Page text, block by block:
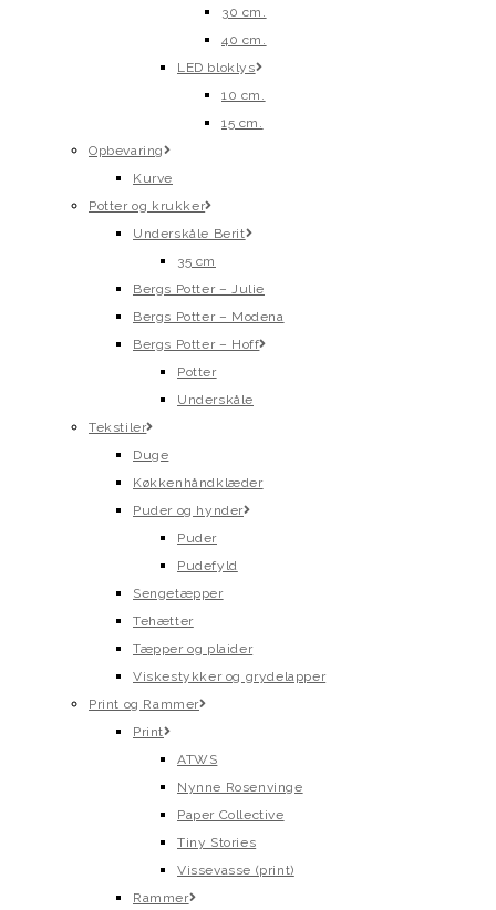
30 cm.
40 cm.
LED bloklys
10 cm.
15 cm.
Opbevaring
Kurve
Potter og krukker
Underskåle Berit
35 cm
Bergs Potter – Julie
Bergs Potter – Modena
Bergs Potter – Hoff
Potter
Underskåle
Tekstiler
Duge
Køkkenhåndklæder
Puder og hynder
Puder
Pudefyld
Sengetæpper
Tehætter
Tæpper og plaider
Viskestykker og grydelapper
Print og Rammer
Print
ATWS
Nynne Rosenvinge
Paper Collective
Tiny Stories
Vissevasse (print)
Rammer